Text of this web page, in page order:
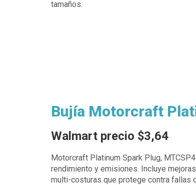
tamaños.
Bujía Motorcraft
Walmart precio $3,64
Motorcraft Platinum Spark Plug,
rendimiento y emisiones. Incluye
multi-costuras que protege contra fallas